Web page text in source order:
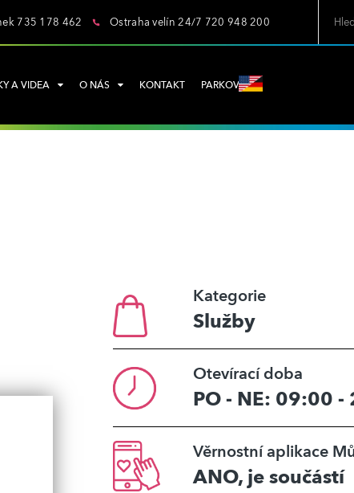
735 178 462 Ostraha velín 24/7 720 948 200
A VIDEA O NÁS KONTAKT PARKOVÁNÍ
Kategorie
Služby
Otevírací doba
PO - NE: 09:00 -
Věrnostní aplikace
ANO, je součástí